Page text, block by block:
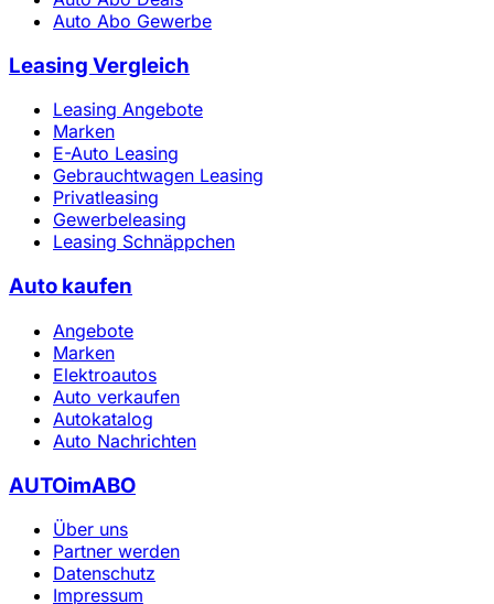
Auto Abo Gewerbe
Leasing Vergleich
Leasing Angebote
Marken
E-Auto Leasing
Gebrauchtwagen Leasing
Privatleasing
Gewerbeleasing
Leasing Schnäppchen
Auto kaufen
Angebote
Marken
Elektroautos
Auto verkaufen
Autokatalog
Auto Nachrichten
AUTOimABO
Über uns
Partner werden
Datenschutz
Impressum